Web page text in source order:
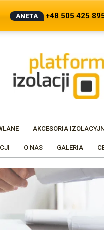
ANETA +48 505 425
AKCESORIA
O NAS GALERIA